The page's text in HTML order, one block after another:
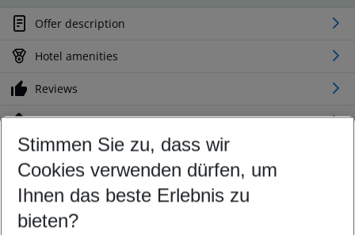
Offer description
Hotel amenities
Reviews
Location
Customize your offer
Find the perfect deal which suits your best
Your departure airport
Any airport
Stimmen Sie zu, dass wir
Cookies verwenden dürfen, um
Ihnen das beste Erlebnis zu
bieten?